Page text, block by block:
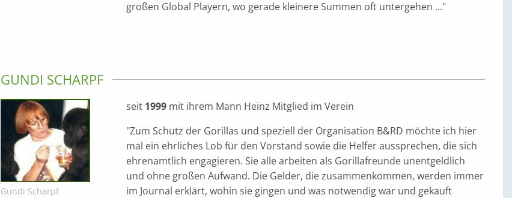
großen Global Playern, wo gerade kleinere Summen oft untergehen ..."
GUNDI SCHARPF
Gundi Scharpf
seit 1999 mit ihrem Mann Heinz Mitglied im Verein
"Zum Schutz der Gorillas und speziell der Organisation B&RD möchte ich hier
mal ein ehrliches Lob für den Vorstand sowie die Helfer aussprechen, die sich
ehrenamtlich engagieren. Sie alle arbeiten als Gorillafreunde unentgeldlich
und ohne großen Aufwand. Die Gelder, die zusammenkommen, werden immer
im Journal erklärt, wohin sie gingen und was notwendig war und gekauft